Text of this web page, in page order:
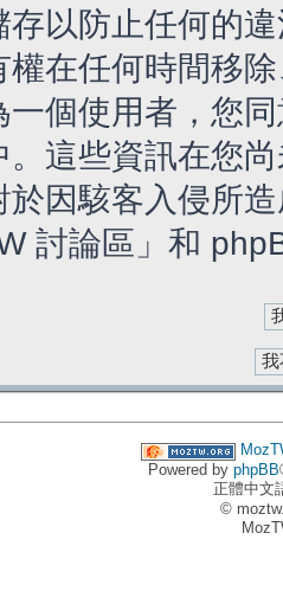
存以防止任何的
權在任何時間移
一個使用者，您
。這些資訊在您
於因駭客入侵所
討論區」和
Powered by phpBB
正體中文
©